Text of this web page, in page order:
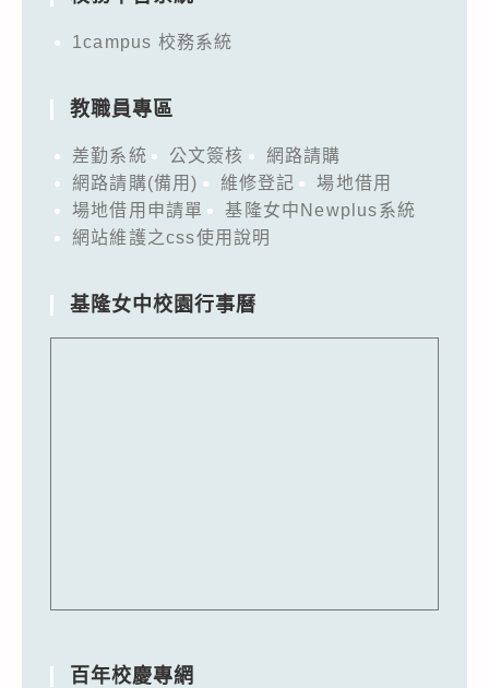
1campus 校務系統
教職員專區
差勤系統 公文簽核
網路請購
網路請購(備用)
維修登記
場地借用
場地借用申請單
基隆女中Newplus系統
網站維護之css使用說明
基隆女中校園行事曆
百年校慶專網